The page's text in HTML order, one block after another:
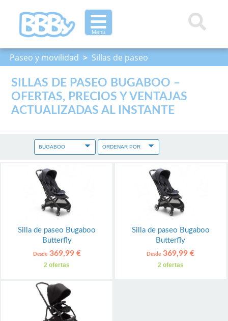
Menú
Paseo y movilidad > Sillas de paseo
SILLAS DE PASEO BUGABOO –
OFERTAS, PRECIOS Y VENTAJAS
ACTUALIZADAS AL INSTANTE
Silla de paseo Bugaboo
Butterfly
Desde369,99 €
2 ofertas
Silla de paseo Bugaboo
Butterfly
Desde 369,99 €
2 ofertas